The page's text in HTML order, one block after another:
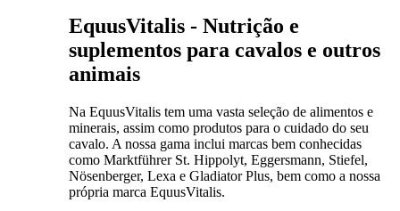
EquusVitalis - Nutrição e
suplementos para cavalos e outros
animais
Na EquusVitalis tem uma vasta seleção de alimentos e
minerais, assim como produtos para o cuidado do seu
cavalo. A nossa gama inclui marcas bem conhecidas
como Marktführer St. Hippolyt, Eggersmann, Stiefel,
Nösenberger, Lexa e Gladiator Plus, bem como a nossa
própria marca EquusVitalis.